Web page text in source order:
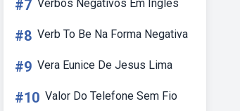
#7 Verbos Negativos Em Inglês
#8 Verb To Be Na Forma Negativa
#9 Vera Eunice De Jesus Lima
#10 Valor Do Telefone Sem Fio